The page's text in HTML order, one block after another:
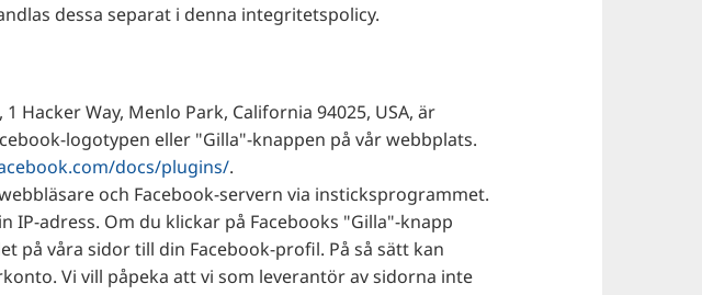
dessa separat i denna integritetspolicy.
Hacker Way, Menlo Park, California 94025, USA, är
logotypen eller "Gilla"-knappen på vår webbplats.
docs/plugins/.
och Facebook-servern via insticksprogrammet.
adress. Om du klickar på Facebooks "Gilla"-knapp
på våra sidor till din Facebook-profil. På så sätt kan
Vi vill påpeka att vi som leverantör av sidorna inte